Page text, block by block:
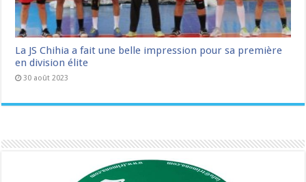
La JS Chihia a fait une belle impression pour sa première
en division élite
30 août 2023